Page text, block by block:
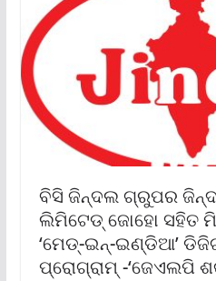
ବିସି ଜିନ୍ଦଲ ଗ୍ରୁପର
ଲିମିଟେଡ୍ ଜୋହୋ ସହିତ
‘ମେଡ୍-ଇନ୍-ଇଣ୍ଡିଆ’
ପ୍ରୋଗ୍ରାମ୍ -‘ଜେଏଲପି